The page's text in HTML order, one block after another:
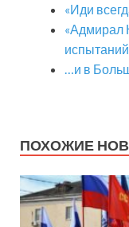
«Иди
«Адмирал
испытаний
…и в
ПОХОЖИЕ